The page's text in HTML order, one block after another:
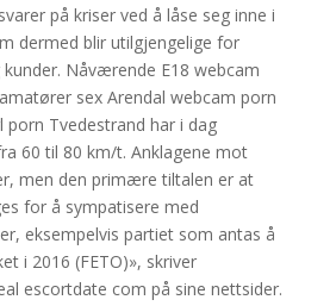
på kriser ved å låse seg inne i
dermed blir utilgjengelige for
Nåværende E18 webcam
sex Arendal webcam porn
porn Tvedestrand har i dag
60 til 80 km/t. Anklagene mot
men den primære tiltalen er at
for å sympatisere med
eksempelvis partiet som antas å
i 2016 (FETO)», skriver
escortdate com på sine nettsider.